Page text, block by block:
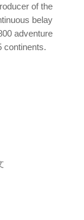
of the
belay
adventure
continents.